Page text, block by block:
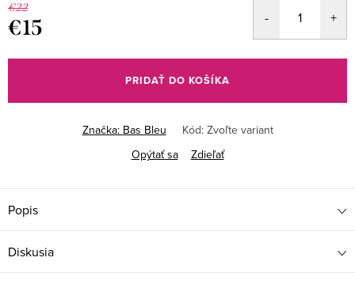
€22
€15
cena:
PRIDAŤ DO KOŠÍKA
Značka: Bas Bleu Kód: Zvoľte variant
Opýtať sa
Zdieľať
Popis
Diskusia